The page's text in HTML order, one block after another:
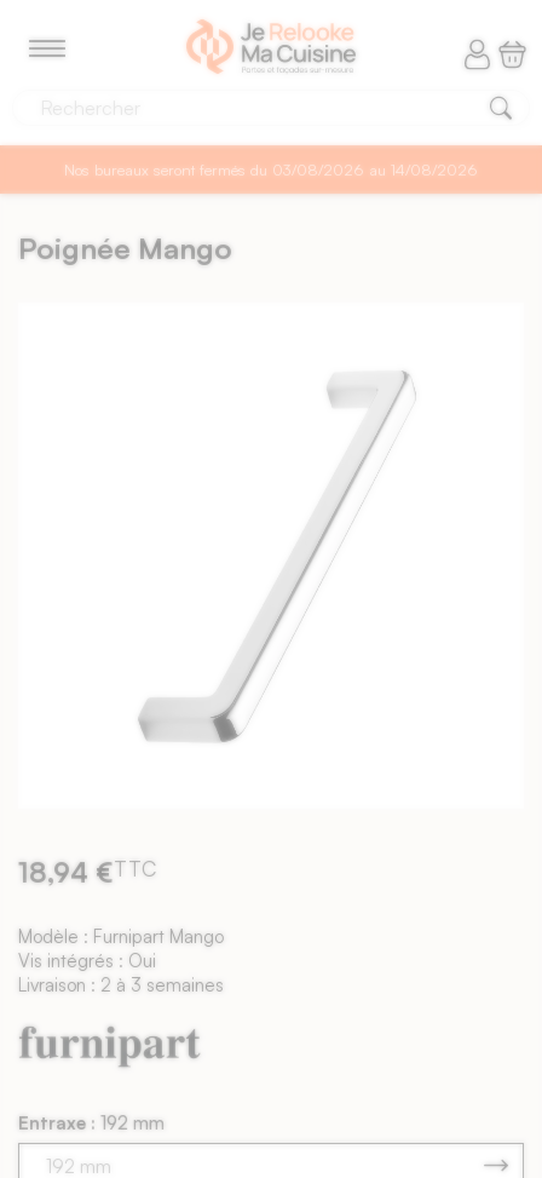
Nos bureaux seront fermés du 03/08/2026 au 14/08/2026
Poignée Mango
18,94 €TTC
Modèle : Furnipart Mango
Vis intégrés : Oui
Livraison : 2 à 3 semaines
Entraxe : 192 mm